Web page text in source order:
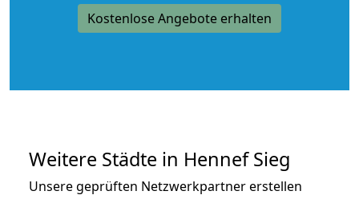
Kostenlose Angebote erhalten
Weitere Städte in Hennef Sieg
Unsere geprüften Netzwerkpartner erstellen